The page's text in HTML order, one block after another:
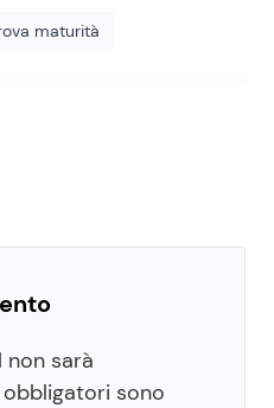
maturità
non sarà
sono